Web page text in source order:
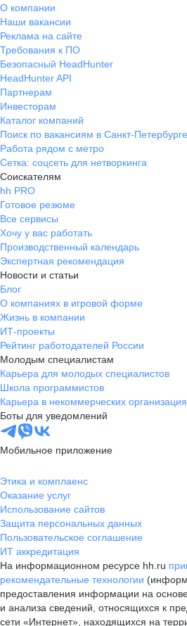
О компании
Наши вакансии
Реклама на сайте
Требования к ПО
Безопасный HeadHunter
HeadHunter API
Партнерам
Инвесторам
Каталог компаний
Поиск по вакансиям в Санкт-Петербурге
Работа рядом с метро
Сетка: соцсеть для нетворкинга
Соискателям
hh PRO
Готовое резюме
Все сервисы
Хочу у вас работать
Производственный календарь
Экспертная рекомендация
Новости и статьи
Блог
О компаниях в игровой форме
Жизнь в компании
ИТ-проекты
Рейтинг работодателей России
Молодым специалистам
Карьера для молодых специалистов
Школа программистов
Карьера в некоммерческих
Боты для уведомлений
Мобильное приложение
Этика и комплаенс
Оказание услуг
Использование сайтов
Защита персональных данных
Пользовательское соглашение
ИТ аккредитация
На информационном ресурсе hh.ru
рекомендательные технологии
предоставления информации на
и анализа сведений, относящихся к
сети «Интернет», находящихся на